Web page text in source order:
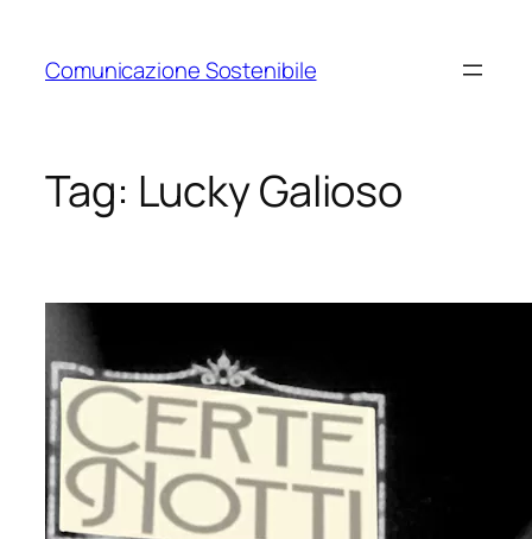
contenuto
Comunicazione Sostenibile
Tag: Lucky Galioso